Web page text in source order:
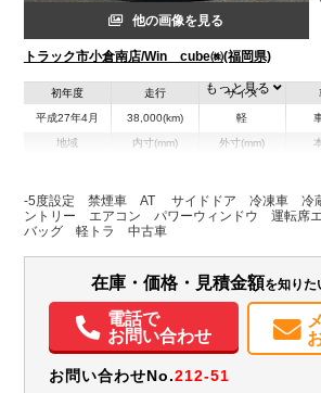
他の画像を見る
トラック市小倉南店/Win cube㈱(福岡県)
初年度
平成27年4月
走行
38,000(km)
サイズ
軽
地域 内寸(mm)
H:1,200
外寸(mm)
もっと見る
-5度設定 禁煙車 AT サイドドア 冷凍車 冷
ントリー エアコン パワーウィンドウ 運転席
バッグ 軽トラ 中古車
在庫・価格・見積金額を知りた
電話で
お問い合わせ
お問い合わせNo.212-51